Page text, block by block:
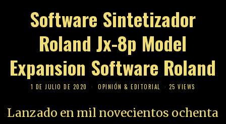
Software Sintetizador
Roland Jx-8p Model
Expansion Software Roland
1 DE JULIO DE 2020 OPINIÓN & EDITORIAL 25 VIEWS
Lanzado en mil novecientos ochenta